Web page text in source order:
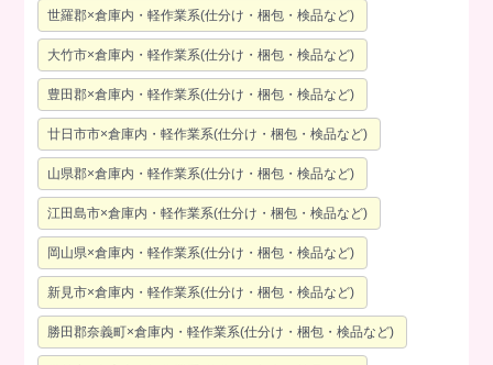
世羅郡×倉庫内・軽作業系(仕分け・梱包・検品など)
大竹市×倉庫内・軽作業系(仕分け・梱包・検品など)
豊田郡×倉庫内・軽作業系(仕分け・梱包・検品など)
廿日市市×倉庫内・軽作業系(仕分け・梱包・検品など)
山県郡×倉庫内・軽作業系(仕分け・梱包・検品など)
江田島市×倉庫内・軽作業系(仕分け・梱包・検品など)
岡山県×倉庫内・軽作業系(仕分け・梱包・検品など)
新見市×倉庫内・軽作業系(仕分け・梱包・検品など)
勝田郡奈義町×倉庫内・軽作業系(仕分け・梱包・検品など)